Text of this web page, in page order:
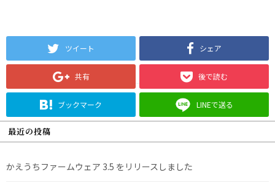
ツイート シェア
共有 後で読む
ブックマーク LINEで送る
最近の投稿
かえうちファームウェア 3.5 をリリースしました